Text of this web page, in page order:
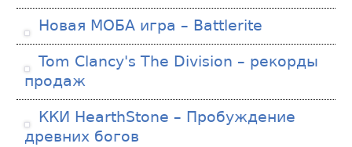
Новая МОБА игра – Battlerite
Tom Clancy's The Division – рекорды
продаж
ККИ HearthStone – Пробуждение
древних богов